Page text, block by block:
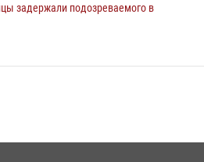
задержали подозреваемого в